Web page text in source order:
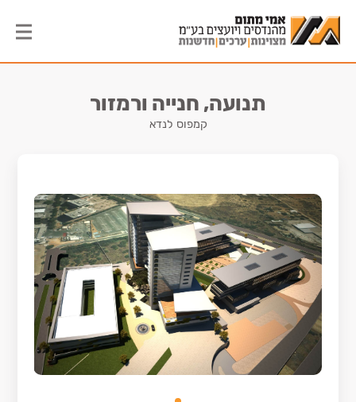
תנועה, חנייה ורמזור
קמפוס לנדא